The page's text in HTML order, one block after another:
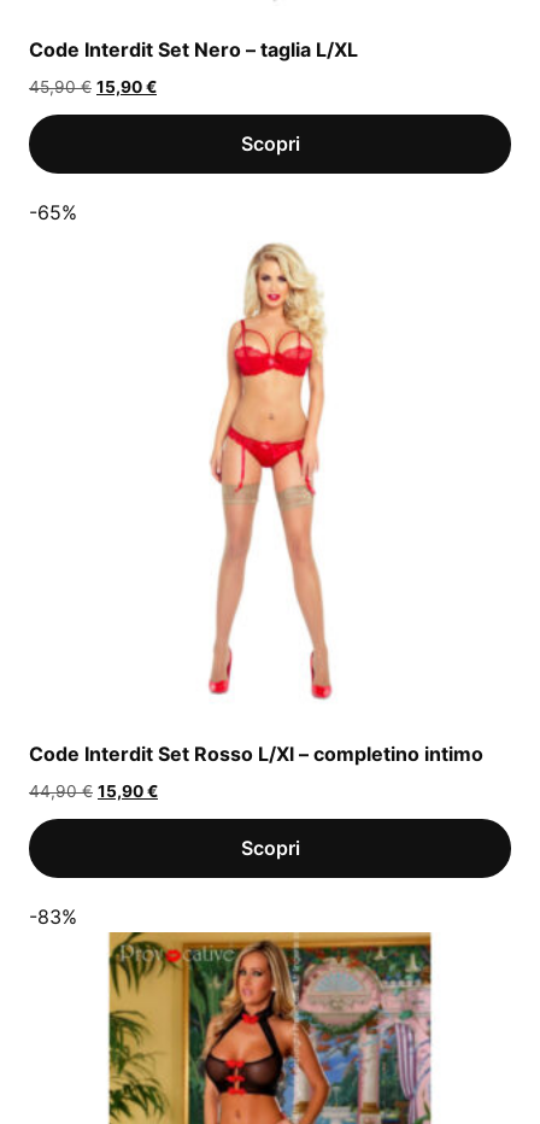
Code Interdit Set Nero – taglia L/XL
45,90€ Il
prezzo
15,90€Il
prezzo
-65%
Code Interdit Set Rosso L/Xl – completino intimo
44,90€ Il
prezzo
15,90€Il
prezzo
-83%